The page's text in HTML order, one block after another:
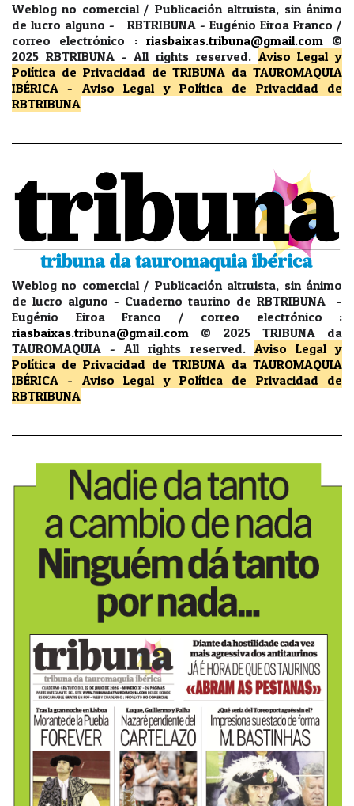
Weblog no comercial / Publicación altruista, sin ánimo
de lucro alguno - RBTRIBUNA - Eugénio Eiroa Franco /
correo electrónico : riasbaixas.tribuna@gmail.com
©
2025 RBTRIBUNA -All rights reserved. Aviso Legal y
Política de Privacidad de TRIBUNA da TAUROMAQUIA
IBÉRICA - Aviso Legal y Política de Privacidad
de
RBTRIBUNA
Weblog no comercial / Publicación altruista, sin ánimo
de lucro alguno - Cuaderno taurino de RBTRIBUNA -
Eugénio Eiroa Franco / correo electrónico :
riasbaixas.tribuna@gmail.com
© 2025 TRIBUNA da
TAUROMAQUIA -All rights reserved. Aviso Legal y
Política de Privacidad de TRIBUNA da TAUROMAQUIA
IBÉRICA - Aviso Legal y Política de Privacidad
de
RBTRIBUNA